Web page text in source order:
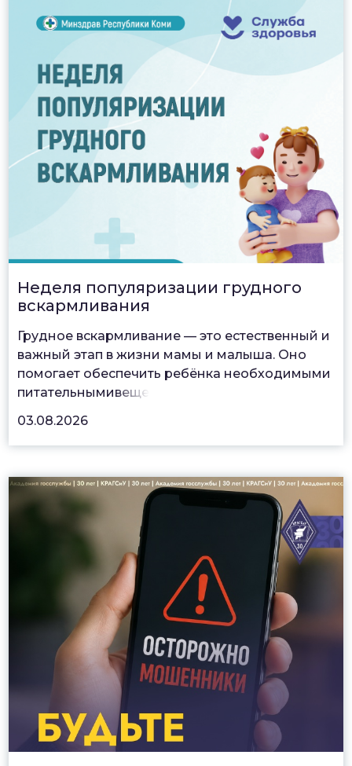
Неделя популяризации грудного
вскармливания
Грудное вскармливание — это естественный и
важный этап в жизни мамы и малыша. Оно
помогает обеспечить ребёнка необходимыми
питательнымивеще
03.08.2026